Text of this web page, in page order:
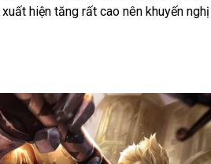
hiện tăng rất cao nên khuyến